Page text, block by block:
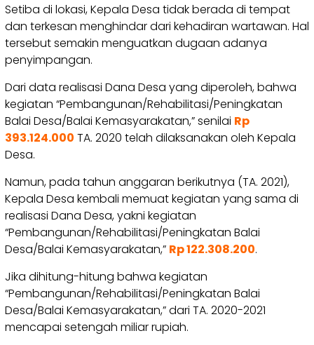
Setiba di lokasi, Kepala Desa tidak berada di tempat
dan terkesan menghindar dari kehadiran wartawan. Hal
tersebut semakin menguatkan dugaan adanya
penyimpangan.
Dari data realisasi Dana Desa yang diperoleh, bahwa
kegiatan “Pembangunan/Rehabilitasi/Peningkatan
Balai Desa/Balai Kemasyarakatan,” senilai Rp
393.124.000 TA. 2020 telah dilaksanakan oleh Kepala
Desa.
Namun, pada tahun anggaran berikutnya (TA. 2021),
Kepala Desa kembali memuat kegiatan yang sama di
realisasi Dana Desa, yakni kegiatan
“Pembangunan/Rehabilitasi/Peningkatan Balai
Desa/Balai Kemasyarakatan,” Rp 122.308.200.
Jika dihitung-hitung bahwa kegiatan
“Pembangunan/Rehabilitasi/Peningkatan Balai
Desa/Balai Kemasyarakatan,” dari TA. 2020-2021
mencapai setengah miliar rupiah.